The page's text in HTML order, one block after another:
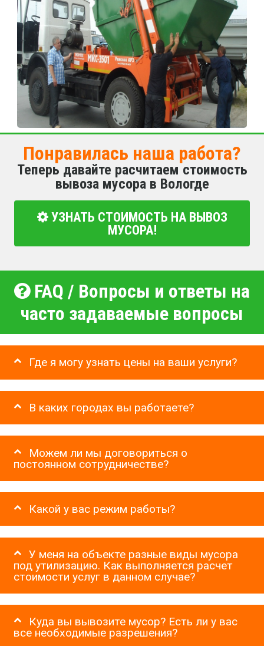
Понравилась наша работа?
Теперь давайте расчитаем стоимость
вывоза мусора в Вологде
УЗНАТЬ СТОИМОСТЬ НА ВЫВОЗ
МУСОРА!
FAQ / Вопросы и ответы на
часто задаваемые вопросы
Где я могу узнать цены на ваши услуги?
В каких городах вы работаете?
Можем ли мы договориться о
постоянном сотрудничестве?
Какой у вас режим работы?
У меня на объекте разные виды мусора
под утилизацию. Как выполняется расчет
стоимости услуг в данном случае?
Куда вы вывозите мусор? Есть ли у вас
все необходимые разрешения?